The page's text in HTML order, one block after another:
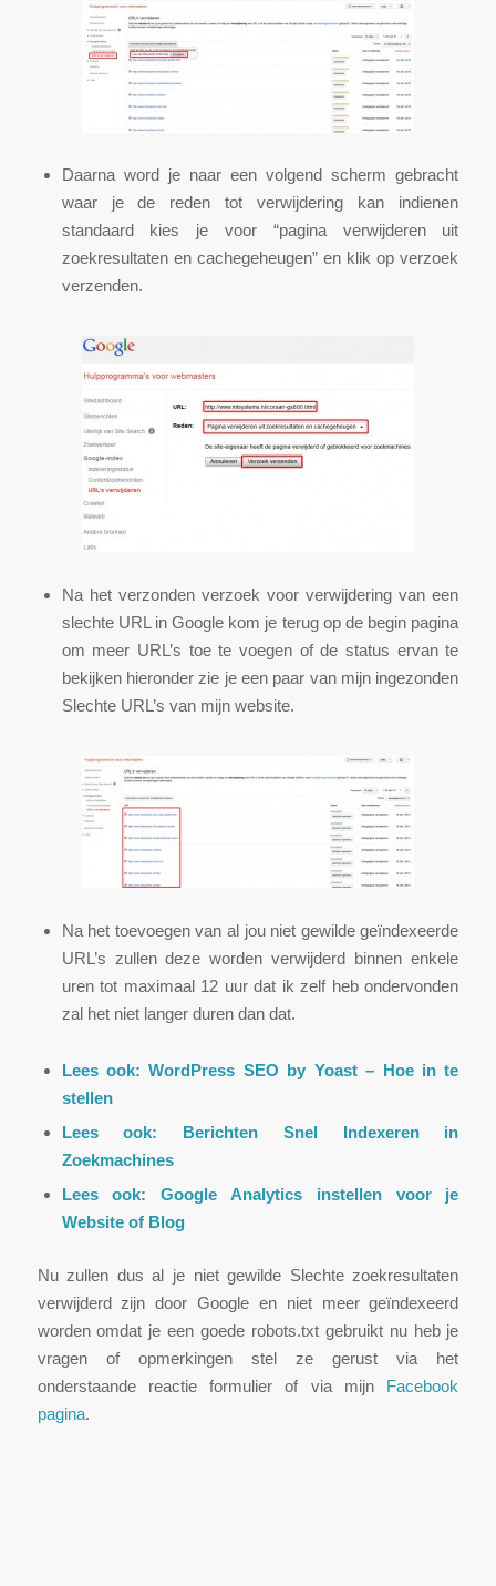
Daarna word je naar een volgend scherm gebracht
waar je de reden tot verwijdering kan indienen
standaard kies je voor “pagina verwijderen uit
zoekresultaten en cachegeheugen” en klik op verzoek
verzenden.
Na het verzonden verzoek voor verwijdering van een
slechte URL in Google kom je terug op de begin pagina
om meer URL’s toe te voegen of de status ervan te
bekijken hieronder zie je een paar van mijn ingezonden
Slechte URL’s van mijn website.
Na het toevoegen van al jou niet gewilde geïndexeerde
URL’s zullen deze worden verwijderd binnen enkele
uren tot maximaal 12 uur dat ik zelf heb ondervonden
zal het niet langer duren dan dat.
Lees ook:WordPress SEO by Yoast – Hoe in te
stellen
Lees ook: Berichten Snel Indexeren in
Zoekmachines
Lees ook:Google Analytics instellen voor je
Website of Blog
Nu zullen dus al je niet gewilde Slechte zoekresultaten
verwijderd zijn door Google en niet meer geïndexeerd
worden omdat je een goede robots.txt gebruikt nu heb je
vragen of opmerkingen stel ze gerust via het
onderstaande reactie formulier of via mijn Facebook
pagina.